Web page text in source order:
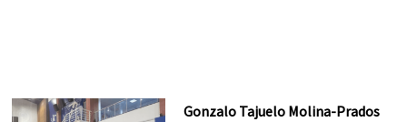
Gonzalo Tajuelo Molina-Prados